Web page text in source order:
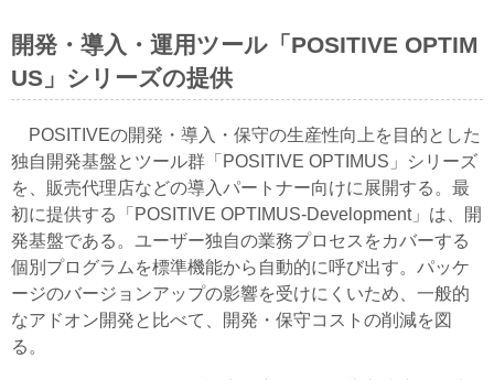
開発・導入・運用ツール「POSITIVE OPTIM
US」シリーズの提供
POSITIVEの開発・導入・保守の生産性向上を目的とした
独自開発基盤とツール群「POSITIVE OPTIMUS」シリーズ
を、販売代理店などの導入パートナー向けに展開する。最
初に提供する「POSITIVE OPTIMUS-Development」は、開
発基盤である。ユーザー独自の業務プロセスをカバーする
個別プログラムを標準機能から自動的に呼び出す。パッケ
ージのバージョンアップの影響を受けにくいため、一般的
なアドオン開発と比べて、開発・保守コストの削減を図
る。